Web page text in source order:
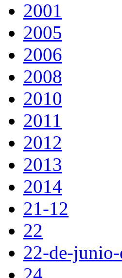
2001
2005
2006
2008
2010
2011
2012
2013
2014
21-12
22
22-de-